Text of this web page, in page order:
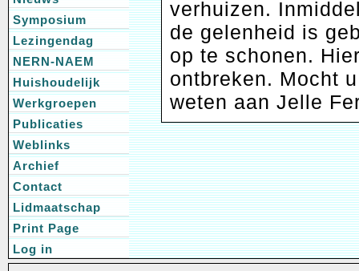
verhuizen.
de gelenheid is
op te schonen.
ontbreken. Mocht
weten aan Jelle
Symposium
Lezingendag
NERN-NAEM
Huishoudelijk
Werkgroepen
Publicaties
Weblinks
Archief
Contact
Lidmaatschap
Print Page
Log in